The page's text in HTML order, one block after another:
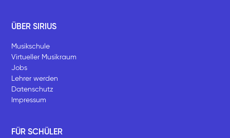
ÜBER SIRIUS
Musikschule
Virtueller Musikraum
Jobs
Lehrer werden
Datenschutz
Impressum
FÜR SCHÜLER